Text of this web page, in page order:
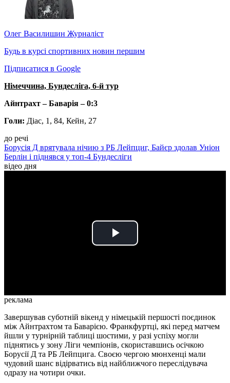
Олег Василишин Журналіст
Будь в курсі спортивних новин першим
Підписатися в Google
Німеччина, Бундесліга, 6-й тур
Айнтрахт – Баварія – 0:3
Голи: Діас, 1, 84, Кейн, 27
до речі
Борусія Д врятувала нічию з РБ Лейпциг, Байєр здолав Уніон
Берлін і піднявся у топ-4 Бундесліги
відео дня
Play
реклама
Завершував суботній вікенд у німецькій першості поєдинок
між Айнтрахтом та Баварією. Франкфуртці, які перед матчем
йшли у турнірній таблиці шостими, у разі успіху могли
піднятись у зону Ліги чемпіонів, скориставшись осічкою
Борусії Д та РБ Лейпцига. Своєю чергою мюнхенці мали
чудовий шанс відірватись від найближчого переслідувача
одразу на чотири очки.